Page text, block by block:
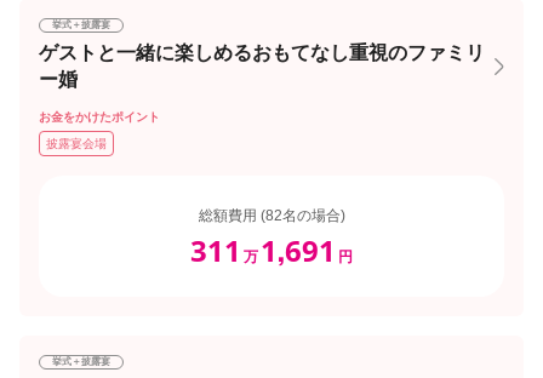
挙式＋披露宴
ゲストと一緒に楽しめるおもてなし重視のファミリ
ー婚
お金をかけたポイント
披露宴会場
総額費用 (82名の場合)
311 万 1,691 円
挙式＋披露宴